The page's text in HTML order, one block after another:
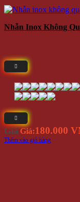
Nhẫn Inox Không
Giá Giá:180.000
Thêm vào giỏ hàng